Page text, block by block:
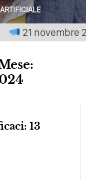
Probabilmente
Politica? Il
Mio Intervento Per
21 novembre 2026